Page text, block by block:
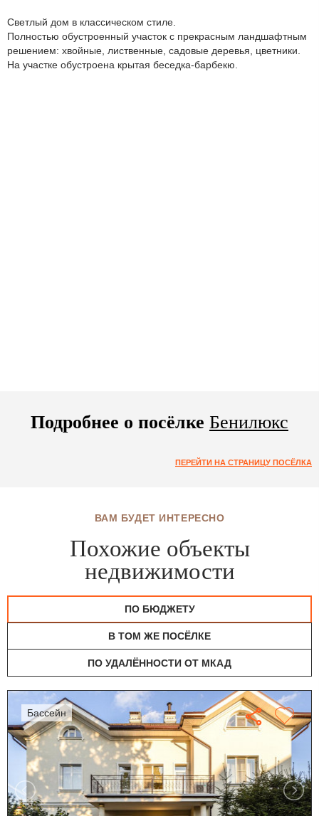
Светлый дом в классическом стиле.
Полностью обустроенный участок с прекрасным ландшафтным
решением: хвойные, лиственные, садовые деревья, цветники.
На участке обустроена крытая беседка-барбекю.
Подробнее о посёлке Бенилюкс
ПЕРЕЙТИ НА СТРАНИЦУ ПОСЁЛКА
ВАМ БУДЕТ ИНТЕРЕСНО
Похожие объекты
недвижимости
ПО БЮДЖЕТУ
В ТОМ ЖЕ ПОСЁЛКЕ
ПО УДАЛЁННОСТИ ОТ МКАД
бассейн